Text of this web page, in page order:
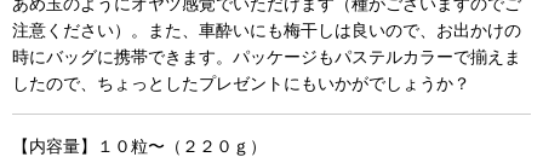
注意ください）。また、車酔いにも梅干しは良いので、お出かけの
時にバッグに携帯できます。パッケージもパステルカラーで揃えま
したので、ちょっとしたプレゼントにもいかがでしょうか？
【内容量】１０粒〜（２２０ｇ）